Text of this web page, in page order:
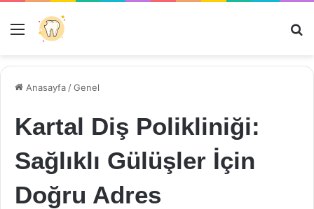
Menü
Anasayfa /Genel
Kartal Diş Polikliniği:
Sağlıklı Gülüşler İçin
Doğru Adres